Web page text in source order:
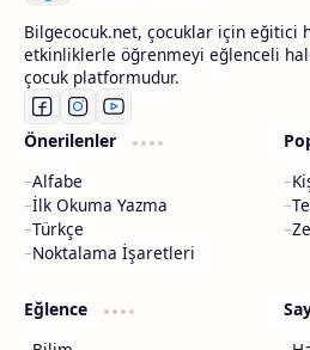
Bilgecocuk.net, çocuklar için eğitici
etkinliklerle öğrenmeyi eğlenceli
çocuk platformudur.
Önerilenler
Alfabe
İlk Okuma Yazma
Türkçe
Noktalama İşaretleri
Eğlence